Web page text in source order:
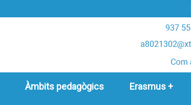
Àmbits pedagògics
Erasmus +